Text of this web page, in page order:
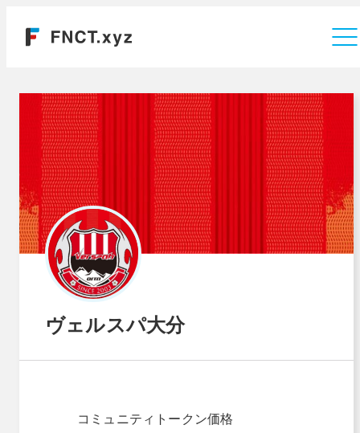
ヴェルスパ大分
コミュニティトークン価格